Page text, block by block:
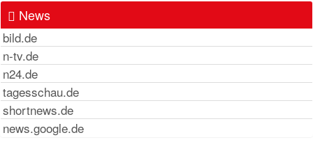
News
bild.de
n-tv.de
n24.de
tagesschau.de
shortnews.de
news.google.de